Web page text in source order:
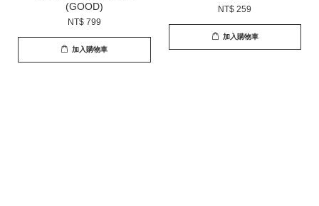
(GOOD)
NT$ 799
加入購物車
NT$ 259
加入購物車